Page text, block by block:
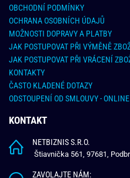
OBCHODNÍ PODMÍNKY
OCHRANA OSOBNÍCH ÚDAJŮ
MOŽNOSTI DOPRAVY A PLATBY
JAK POSTUPOVAT PŘI VÝMĚNĚ
JAK POSTUPOVAT PŘI VRÁCENÍ
KONTAKTY
ČASTO KLADENÉ DOTAZY
ODSTOUPENÍ OD SMLOUVY -
KONTAKT
NETBIZNIS S.R.O.
Štiavnička 561, 97681,
ZAVOLAJTE NÁM: